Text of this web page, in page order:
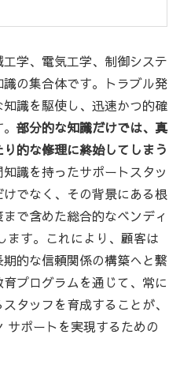
学、電気工学、制御システ
の集合体です。トラブル発
識を駆使し、迅速かつ的確
部分的な知識だけでは、真
的な修理に終始してしまう
知識を持ったサポートスタッ
でなく、その背景にある根
で含めた総合的なベンディ
ます。これにより、顧客は
的な信頼関係の構築へと繋
プログラムを通じて、常に
タッフを育成することが、
サポートを実現するための